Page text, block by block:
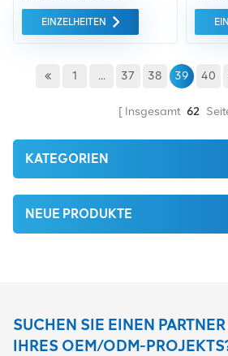
renovierte Produkte
benötigen, ist eine
Geräte vom grünen Markt,
und Umweltschutz sind. All
bestmöglichen Preis
angeboten.
EINZELHEITEN
Ports,
Wird
1 ... 37 38 39 40
Insgesamt 62
KATEGORIEN
NEUE PRODUKTE
SUCHEN SIE EINEN
IHRES OEM/ODM-